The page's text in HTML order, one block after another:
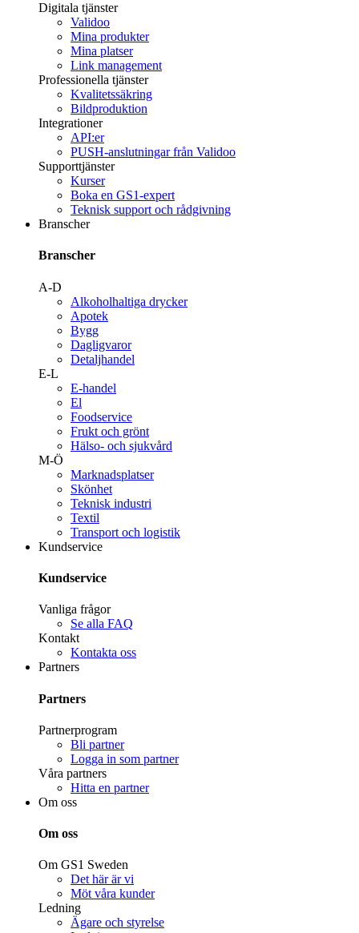
Digitala tjänster
Validoo
Mina produkter
Mina platser
Link management
Professionella tjänster
Kvalitetssäkring
Bildproduktion
Integrationer
API:er
PUSH-anslutningar från Validoo
Supporttjänster
Kurser
Boka en GS1-expert
Teknisk support och rådgivning
Branscher
Branscher
A-D
Alkoholhaltiga drycker
Apotek
Bygg
Dagligvaror
Detaljhandel
E-L
E-handel
El
Foodservice
Frukt och grönt
Hälso- och sjukvård
M-Ö
Marknadsplatser
Skönhet
Teknisk industri
Textil
Transport och logistik
Kundservice
Kundservice
Vanliga frågor
Se alla FAQ
Kontakt
Kontakta oss
Partners
Partners
Partnerprogram
Bli partner
Logga in som partner
Våra partners
Hitta en partner
Om oss
Om oss
Om GS1 Sweden
Det här är vi
Möt våra kunder
Ledning
Ägare och styrelse